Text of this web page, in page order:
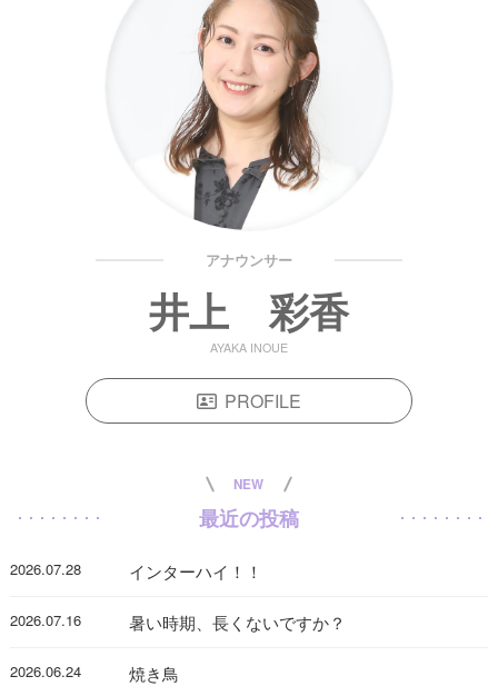
アナウンサー
井上 彩香
AYAKA INOUE
PROFILE
NEW
最近の投稿
2026.07.28 インターハイ！！
2026.07.16 暑い時期、長くないですか？
2026.06.24 焼き鳥